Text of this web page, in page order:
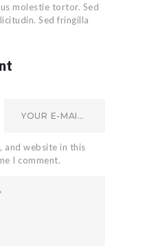
molestie tortor. Sed
Sed fringilla
and website in this
I comment.